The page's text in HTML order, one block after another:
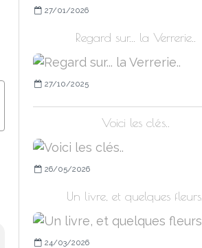
27/01/2026
Regard sur... la Verrerie..
27/10/2025
Voici les clés..
26/05/2026
Un livre, et quelques fleurs..
24/03/2026